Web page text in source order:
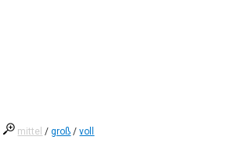
mittel /groß /voll